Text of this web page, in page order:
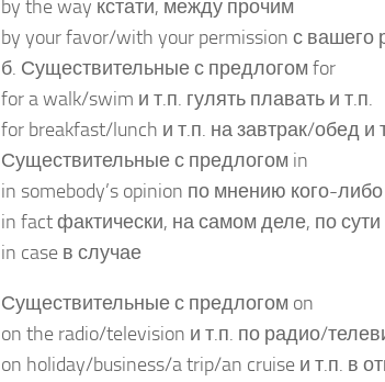
by the way кстати, между прочим
by your favor/with your permission с вашего
б. Существительные с предлогом for
for a walk/swim и т.п. гулять плавать и т.п.
for breakfast/lunch и т.п. на завтрак/обед и
Существительные с предлогом in
in somebody’s opinion по мнению кого-либо
in fact фактически, на самом деле, по сути
in case в случае
Существительные с предлогом on
on the radio/television и т.п. по радио/
on holiday/business/a trip/an cruise и т.п. в